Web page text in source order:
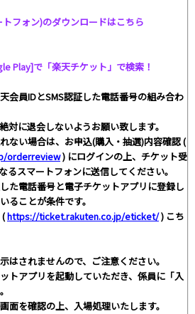
フォン)のダウンロードはこちら
Play]で「楽天チケット」で検索！
会員IDとSMS認証した電話番号の組み合わ
対に退会しないようお願い致します。
ない場合は、お申込(購入・抽選)内容確認 (
orderreview) にログインの上、チケット受
るスマートフォンに送信してください。
た電話番号と電子チケットアプリに登録し
ることが条件です。
https://ticket.rakuten.co.jp/eticket/) こち
はされませんので、ご注意ください。
トアプリを起動していただき、係員に「入
面を確認の上、入場処理いたします。